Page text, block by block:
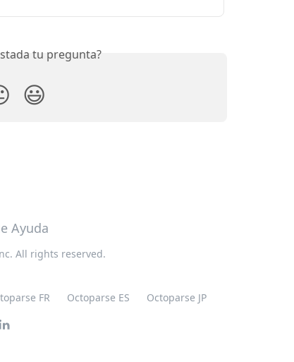
tu pregunta?
😃
Ayuda
All rights reserved.
FR Octoparse ES Octoparse JP